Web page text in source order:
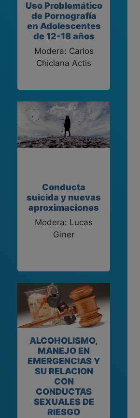
Uso Problemático
de Pornografía
en Adolescentes
de 12-18 años
Modera: Carlos
Chiclana Actis
Conducta
suicida y nuevas
aproximaciones
Modera: Lucas
Giner
ALCOHOLISMO,
MANEJO EN
EMERGENCIAS Y
SU RELACION
CON
CONDUCTAS
SEXUALES DE
RIESGO